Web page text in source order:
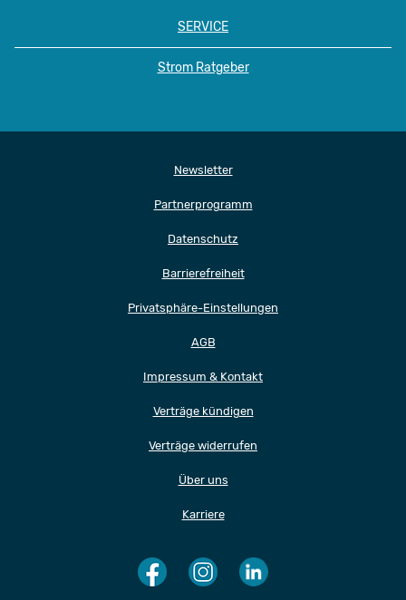
SERVICE
Strom Ratgeber
Newsletter
Partnerprogramm
Datenschutz
Barrierefreiheit
Privatsphäre-Einstellungen
AGB
Impressum & Kontakt
Verträge kündigen
Verträge widerrufen
Über uns
Karriere